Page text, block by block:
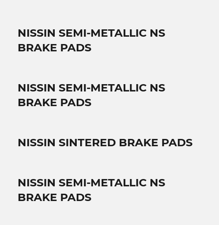
NISSIN SEMI-METALLIC NS
BRAKE PADS
NISSIN SEMI-METALLIC NS
BRAKE PADS
NISSIN SINTERED BRAKE PADS
NISSIN SEMI-METALLIC NS
BRAKE PADS